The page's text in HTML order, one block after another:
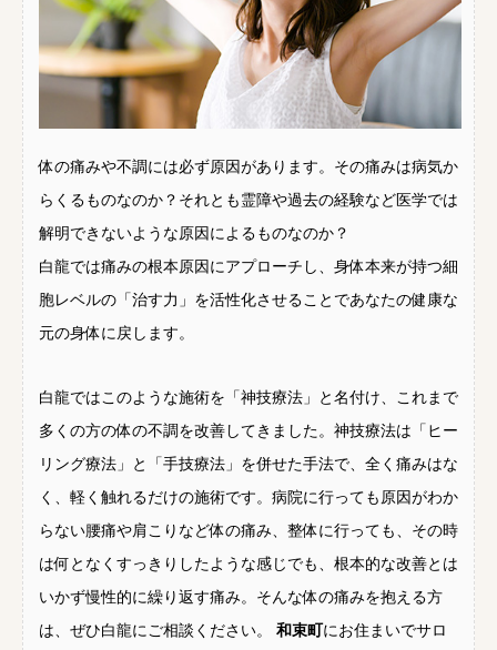
体の痛みや不調には必ず原因があります。その痛みは病気か
らくるものなのか？それとも霊障や過去の経験など医学では
解明できないような原因によるものなのか？
白龍では痛みの根本原因にアプローチし、身体本来が持つ細
胞レベルの「治す力」を活性化させることであなたの健康な
元の身体に戻します。
白龍ではこのような施術を「神技療法」と名付け、これまで
多くの方の体の不調を改善してきました。神技療法は「ヒー
リング療法」と「手技療法」を併せた手法で、全く痛みはな
く、軽く触れるだけの施術です。病院に行っても原因がわか
らない腰痛や肩こりなど体の痛み、整体に行っても、その時
は何となくすっきりしたような感じでも、根本的な改善とは
いかず慢性的に繰り返す痛み。そんな体の痛みを抱える方
は、ぜひ白龍にご相談ください。 和束町にお住まいでサロ